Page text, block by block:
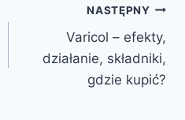
NASTĘPNY
Varicol – efekty,
działanie, składniki,
gdzie kupić?